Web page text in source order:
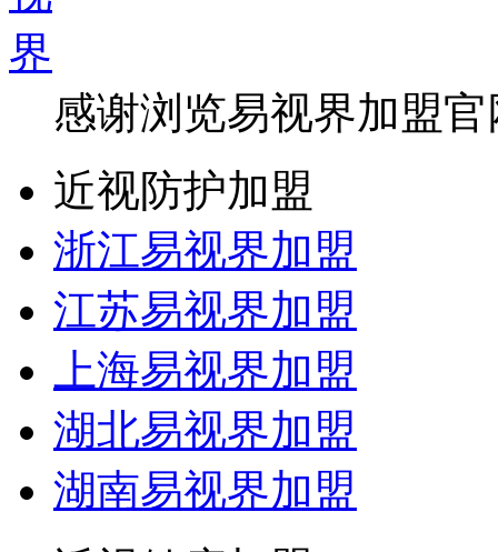
感谢浏览易视界加盟官
近视防护加盟
浙江易视界加盟
江苏易视界加盟
上海易视界加盟
湖北易视界加盟
湖南易视界加盟